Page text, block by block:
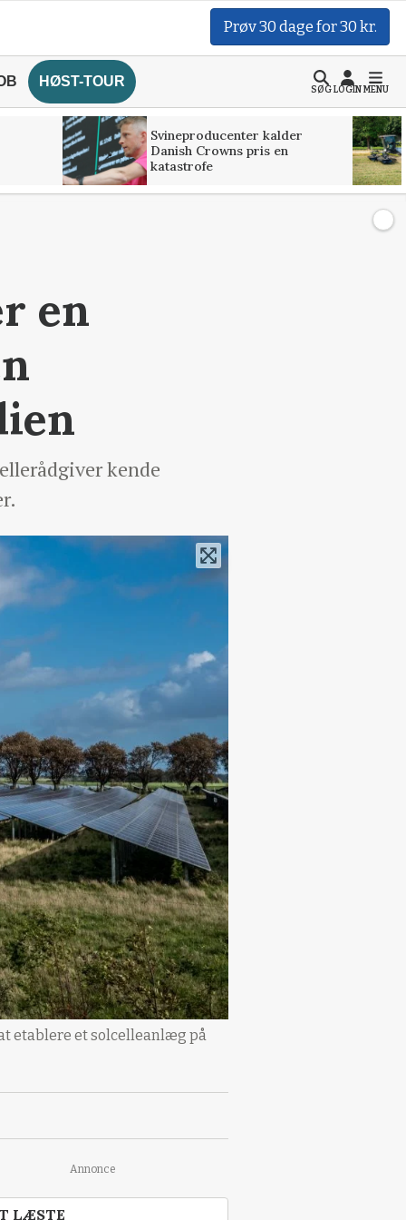
Prøv 30 dage for 30 kr.
HØST-TOUR
SØGLOGINMENU
Svineproducenter kalder
Danish Crowns pris en
katastrofe
en
kende
etablere et solcelleanlæg på
Annonce
LÆSTE